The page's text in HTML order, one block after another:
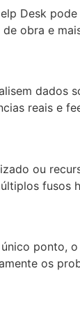
Desk
obra e
reais e
ou
fusos
ponto,
os